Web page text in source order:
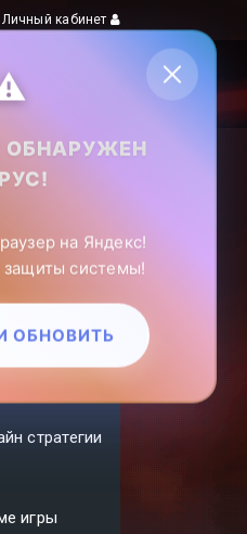
Личный кабинет
ПО САЙТУ
с
стратегии
игры
ОБНАРУЖЕН
на Яндекс!
системы!
ОБНОВИТЬ